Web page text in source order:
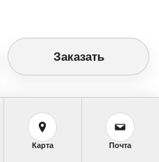
Заказать
Карта Почта